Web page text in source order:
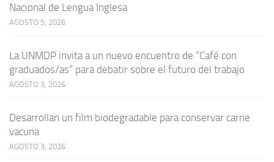
Nacional de Lengua Inglesa
AGOSTO 5, 2026
La UNMDP invita a un nuevo encuentro de “Café con
graduados/as” para debatir sobre el futuro del trabajo
AGOSTO 3, 2026
Desarrollan un film biodegradable para conservar carne
vacuna
AGOSTO 3, 2026